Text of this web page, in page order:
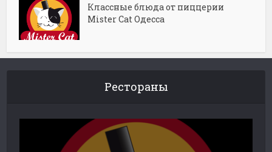
Классные блюда от пиццерии
Mister Cat Одесса
Рестораны